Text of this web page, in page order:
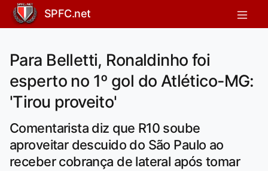
SPFC.net
Para Belletti, Ronaldinho foi
esperto no 1º gol do Atlético-MG:
'Tirou proveito'
Comentarista diz que R10 soube
aproveitar descuido do São Paulo ao
receber cobrança de lateral após tomar